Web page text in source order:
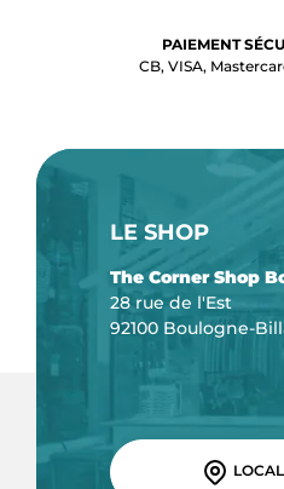
PAIEMENT
CB, VISA,
LE SHOP
The Corner Shop
28 rue de l'Est
92100 Boulogne-